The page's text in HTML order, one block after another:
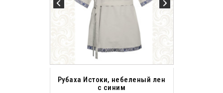
Рубаха Истоки, небеленый лен
с синим